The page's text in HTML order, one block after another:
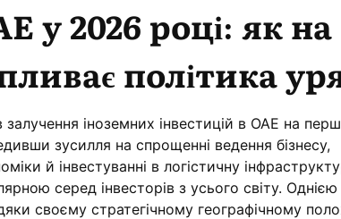
у 2026 році: як на
політика
іноземних інвестицій в ОАЕ на
зусилля на спрощенні ведення бізнесу,
й інвестуванні в логістичну
серед інвесторів з усього світу.
своєму стратегічному географічному